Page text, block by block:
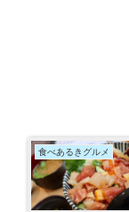
食べあるきグルメ